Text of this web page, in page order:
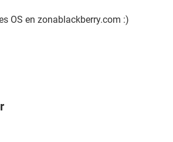
OS en zonablackberry.com :)